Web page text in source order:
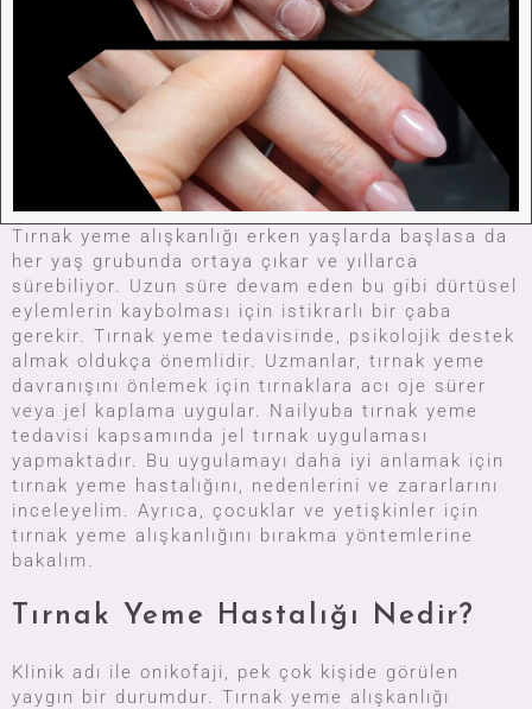
Nailyuba
Tel : +9 0532 399 56 88
Tırnak yeme alışkanlığı erken yaşlarda başlasa da
her yaş grubunda ortaya çıkar ve yıllarca
sürebiliyor. Uzun süre devam eden bu gibi dürtüsel
eylemlerin kaybolması için istikrarlı bir çaba
gerekir. Tırnak yeme tedavisinde, psikolojik destek
almak oldukça önemlidir. Uzmanlar, tırnak yeme
davranışını önlemek için tırnaklara acı oje sürer
veya jel kaplama uygular. Nailyuba tırnak yeme
tedavisi kapsamında jel tırnak uygulaması
yapmaktadır. Bu uygulamayı daha iyi anlamak için
tırnak yeme hastalığını, nedenlerini ve zararlarını
inceleyelim. Ayrıca, çocuklar ve yetişkinler için
tırnak yeme alışkanlığını bırakma yöntemlerine
bakalım.
Tırnak Yeme Hastalığı Nedir?
Klinik adı ile onikofaji, pek çok kişide görülen
yaygın bir durumdur. Tırnak yeme alışkanlığı